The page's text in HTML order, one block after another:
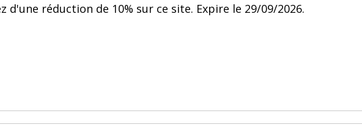
d'une réduction de 10% sur ce site. Expire le 29/09/2026.